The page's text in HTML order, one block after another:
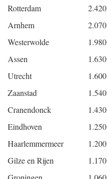
Rotterdam
2.420
Arnhem
2.070
Westerwolde
1.980
Assen
1.630
Utrecht
1.600
Zaanstad
1.540
Cranendonck
1.430
Eindhoven
1.250
Haarlemmermeer
1.200
Gilze en Rijen
1.170